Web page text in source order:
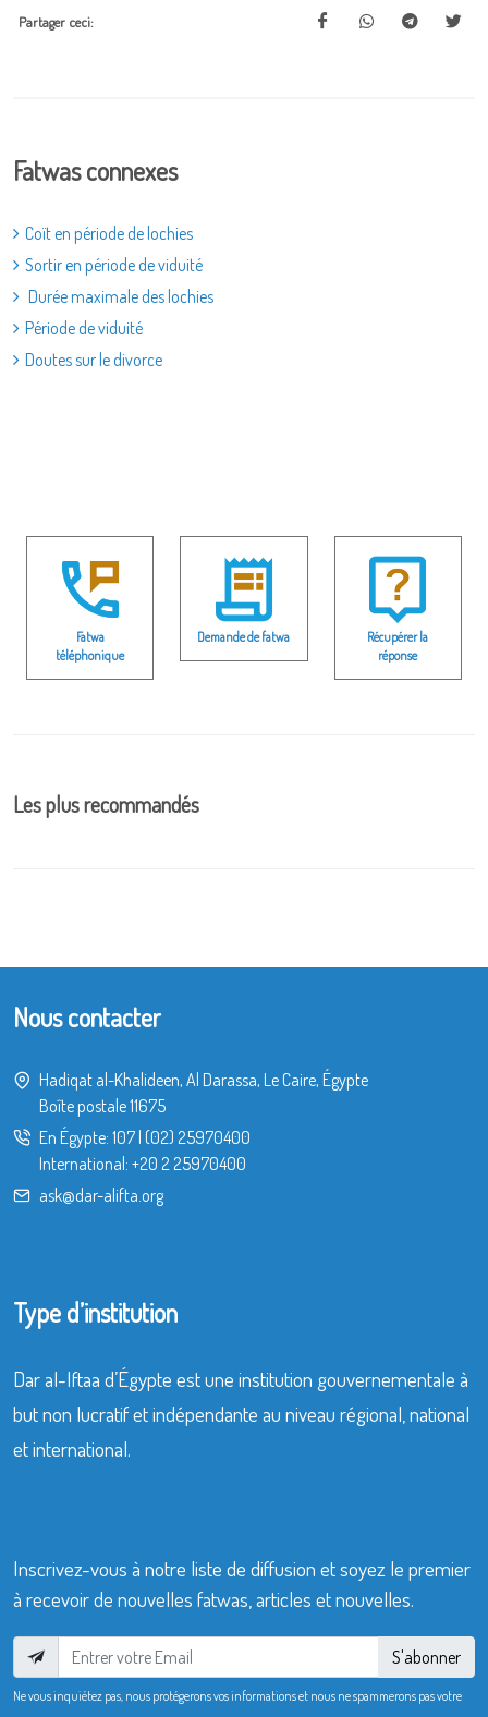
Partager ceci:
Fatwas connexes
Coït en période de lochies
Sortir en période de viduité
Durée maximale des lochies
Période de viduité
Doutes sur le divorce
Fatwa
téléphonique
Demande de fatwa
Récupérer la
réponse
Les plus recommandés
Nous contacter
Hadiqat al-Khalideen, Al Darassa, Le Caire, Égypte
Boîte postale 11675
En Égypte: 107| (02) 25970400
International: +20 2 25970400
ask@dar-alifta.org
Type d’institution
Dar al-Iftaa d’Égypte est une institution gouvernementale à
but non lucratif et indépendante au niveau régional, national
et international.
Inscrivez-vous à notre liste de diffusion et soyez le premier
à recevoir de nouvelles fatwas, articles et nouvelles.
S'abonner
Ne vous inquiétez pas, nous protégerons vos informations et nous ne spammerons pas votre